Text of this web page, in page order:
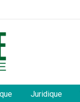
Juridique